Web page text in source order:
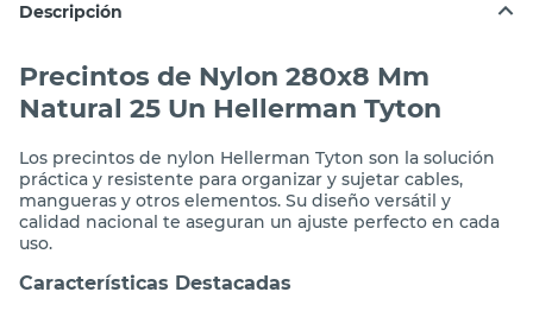
Descripción
Precintos de Nylon 280x8 Mm
Natural 25 Un Hellerman Tyton
Los precintos de nylon Hellerman Tyton son la solución
práctica y resistente para organizar y sujetar cables,
mangueras y otros elementos. Su diseño versátil y
calidad nacional te aseguran un ajuste perfecto en cada
uso.
Características Destacadas